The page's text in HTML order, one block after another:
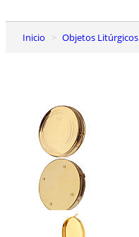
Inicio Objetos Litúrgicos